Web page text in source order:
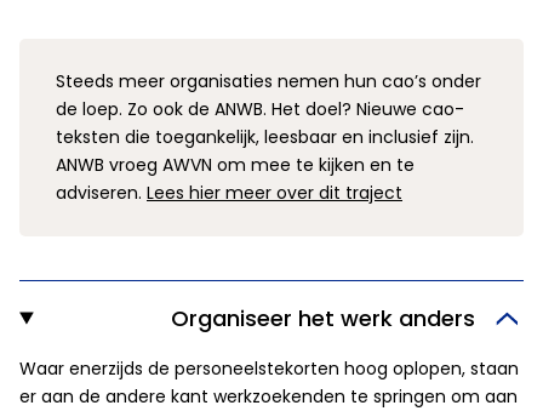
Steeds meer organisaties nemen hun cao’s onder
de loep. Zo ook de ANWB. Het doel? Nieuwe cao-
teksten die toegankelijk, leesbaar en inclusief zijn.
ANWB vroeg AWVN om mee te kijken en te
adviseren. Lees hier meer over dit traject
Organiseer het werk anders
Waar enerzijds de personeelstekorten hoog oplopen, staan
er aan de andere kant werkzoekenden te springen om aan